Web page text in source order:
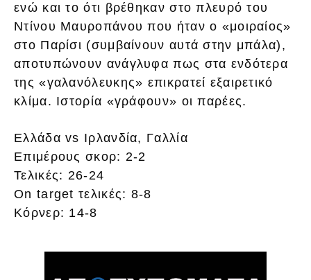
ενώ και το ότι βρέθηκαν στο πλευρό του
Ντίνου Μαυροπάνου που ήταν ο «μοιραίος»
στο Παρίσι (συμβαίνουν αυτά στην μπάλα),
αποτυπώνουν ανάγλυφα πως στα ενδότερα
της «γαλανόλευκης» επικρατεί εξαιρετικό
κλίμα. Ιστορία «γράφουν» οι παρέες.
Ελλάδα vs Ιρλανδία, Γαλλία
Επιμέρους σκορ: 2-2
Τελικές: 26-24
On target τελικές: 8-8
Κόρνερ: 14-8